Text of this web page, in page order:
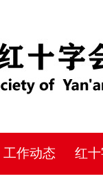
工作动态 红